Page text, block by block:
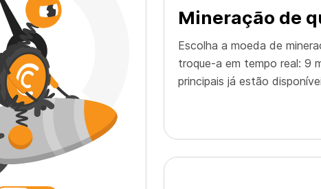
Mineração de
Escolha a moeda de
troque-a em tempo real: 9
principais já estão